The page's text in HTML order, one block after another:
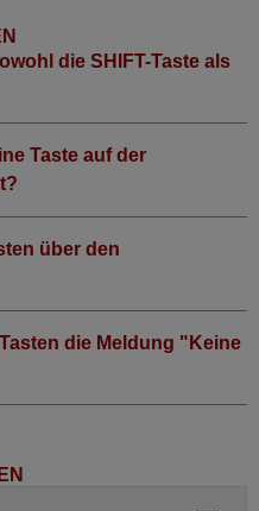
die SHIFT-Taste als
Taste auf der
über den
die Meldung "Keine